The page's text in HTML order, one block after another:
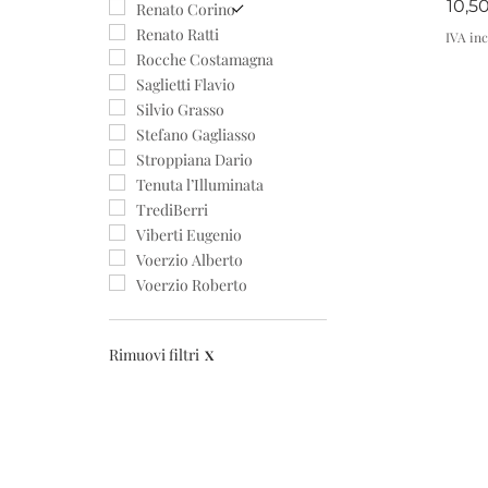
Renato Corino
Renato Ratti
Rocche Costamagna
Saglietti Flavio
Silvio Grasso
Stefano Gagliasso
Stroppiana Dario
Tenuta l’Illuminata
TrediBerri
Viberti Eugenio
Voerzio Alberto
Voerzio Roberto
Rimuovi filtri X
IVA